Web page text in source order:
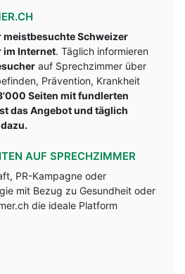
Schweizer
im Internet. Täglich informieren
auf Sprechzimmer über
Prävention, Krankheit
Seiten mit fundlerten
das Angebot und täglich
AUF SPRECHZIMMER
PR-Kampagne oder
mit Bezug zu Gesundheit oder
die ideale Platform